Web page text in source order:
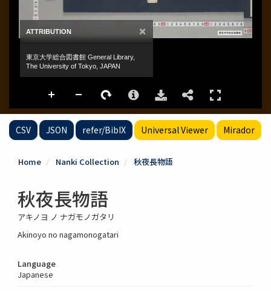
CSV JSON refer/BibIX Universal Viewer Mirador
Home Nanki Collection 秋夜長物語
秋夜長物語
アキノヨ ノ ナガモノガタリ
Akinoyo no nagamonogatari
Language
Japanese